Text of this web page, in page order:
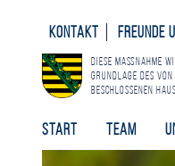
Kontakt Freunde
Diese Maßnahme
Grundlage des von
beschlossenen
Start Team